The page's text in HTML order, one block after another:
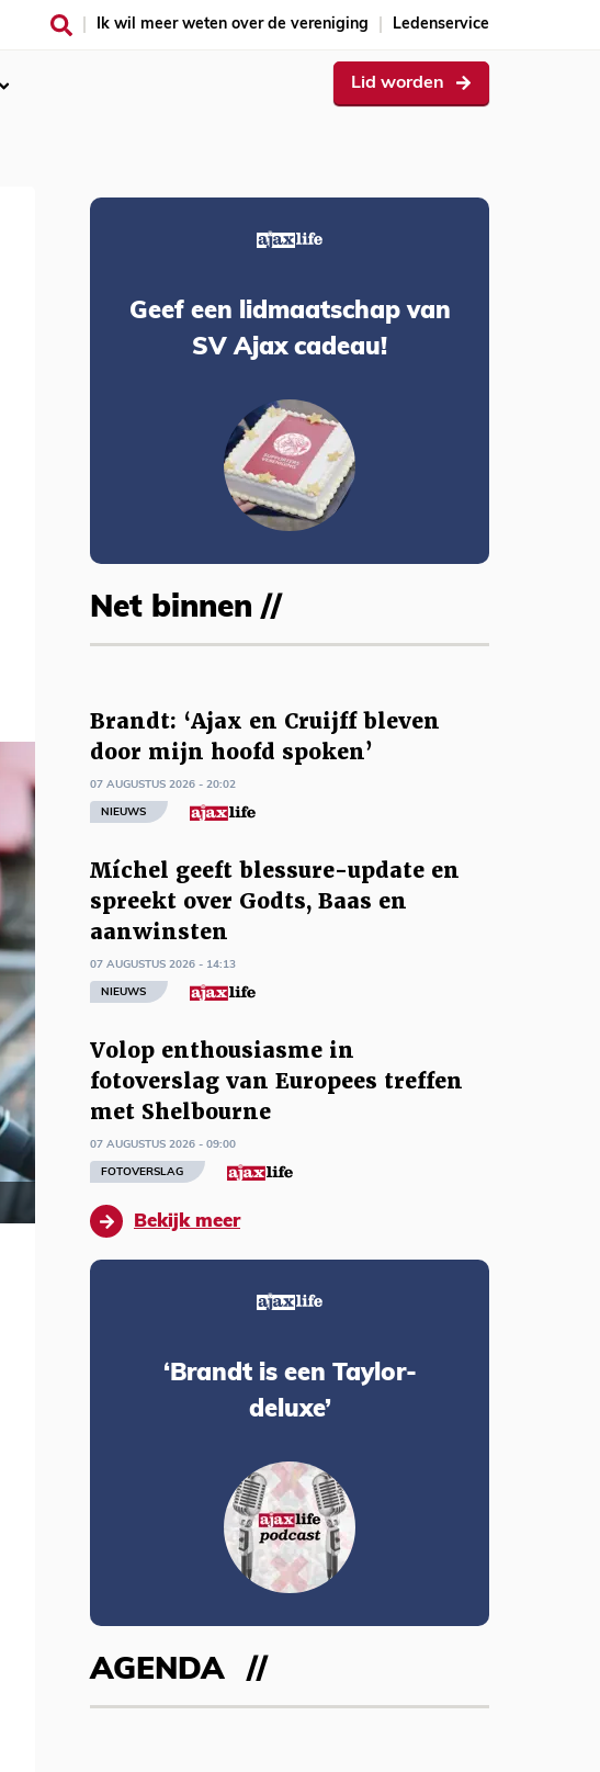
Ik wil meer weten over de vereniging Ledenservice
Lid worden
Geef een lidmaatschap van
SV Ajax cadeau!
Net binnen //
Brandt: ‘Ajax en Cruijff bleven
door mijn hoofd spoken’
07 AUGUSTUS 2026 - 20:02
NIEUWS
Míchel geeft blessure-update en
spreekt over Godts, Baas en
aanwinsten
07 AUGUSTUS 2026 - 14:13
NIEUWS
Volop enthousiasme in
fotoverslag van Europees treffen
met Shelbourne
07 AUGUSTUS 2026 - 09:00
FOTOVERSLAG
Bekijk meer
‘Brandt is een Taylor-
deluxe’
AGENDA